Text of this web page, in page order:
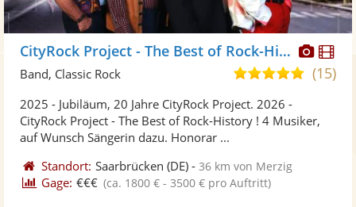
CityRock Project - The Best of Rock-History !
5,0
Sternen
(15)
Band, Classic Rock
2025 - Jubiläum, 20 Jahre CityRock Project. 2026 -
CityRock Project - The Best of Rock-History ! 4 Musiker,
auf Wunsch Sängerin dazu. Honorar ...
Standort: Saarbrücken (DE) -36 km von Merzig
Gage: €€€ (ca. 1800 € - 3500 € pro Auftritt)